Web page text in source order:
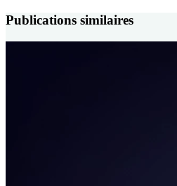
Publications similaires